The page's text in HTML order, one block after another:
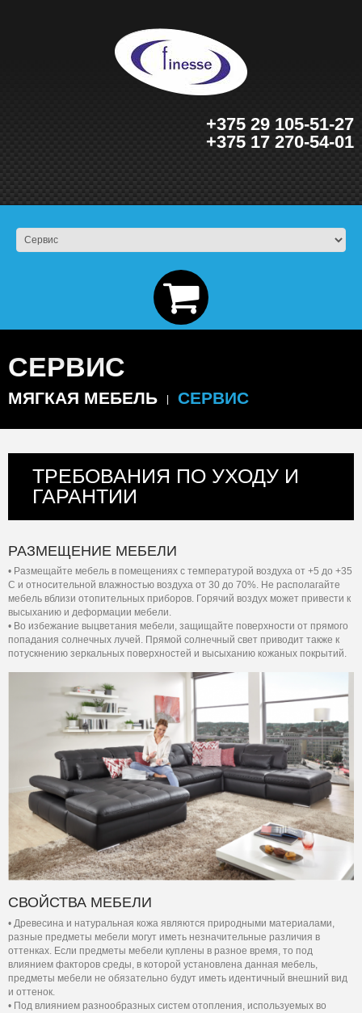
+375 29 105-51-27
+375 17 270-54-01
СЕРВИС
МЯГКАЯ МЕБЕЛЬ СЕРВИС
ТРЕБОВАНИЯ ПО УХОДУ И
ГАРАНТИИ
РАЗМЕЩЕНИЕ МЕБЕЛИ
• Размещайте мебель в помещениях с температурой воздуха от +5 до +35
C и относительной влажностью воздуха от 30 до 70%. Не располагайте
мебель вблизи отопительных приборов. Горячий воздух может привести к
высыханию и деформации мебели.
• Во избежание выцветания мебели, защищайте поверхности от прямого
попадания солнечных лучей. Прямой солнечный свет приводит также к
потускнению зеркальных поверхностей и высыханию кожаных покрытий.
СВОЙСТВА МЕБЕЛИ
• Древесина и натуральная кожа являются природными материалами,
разные предметы мебели могут иметь незначительные различия в
оттенках. Если предметы мебели куплены в разное время, то под
влиянием факторов среды, в которой установлена данная мебель,
предметы мебели не обязательно будут иметь идентичный внешний вид
и оттенок.
• Под влиянием разнообразных систем отопления, используемых во